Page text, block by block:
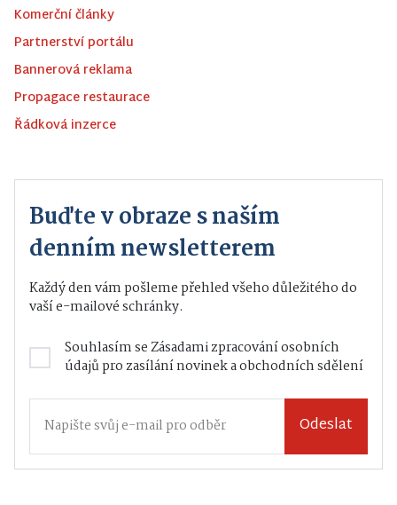
Komerční články
Partnerství portálu
Bannerová reklama
Propagace restaurace
Řádková inzerce
Buďte v obraze s naším
denním newsletterem
Každý den vám pošleme přehled všeho důležitého do
vaší e-mailové schránky.
Souhlasím seZásadami zpracování osobních
údajůpro zasílání novinek a obchodních sdělení
Odeslat